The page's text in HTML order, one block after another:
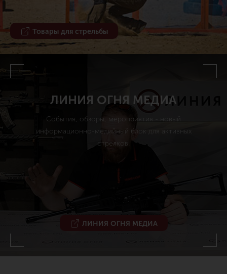
ЛИНИЯ ОГНЯ МЕДИА
События, обзоры, мероприятия - новый
информационно-медийный блок для активных
стрелков!
ЛИНИЯ ОГНЯ МЕДИА
Товары для стрельбы